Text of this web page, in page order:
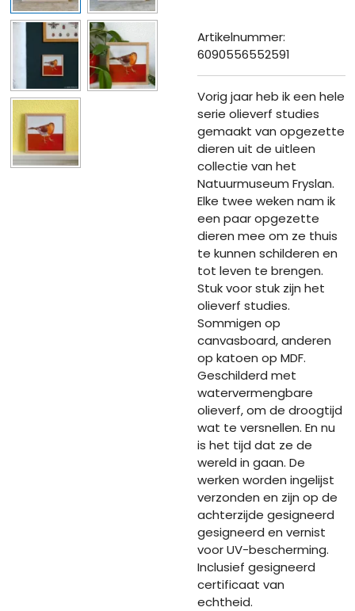
Artikelnummer:
6090556552591
Vorig jaar heb ik een hele
serie olieverf studies
gemaakt van opgezette
dieren uit de uitleen
collectie van het
Natuurmuseum Fryslan.
Elke twee weken nam ik
een paar opgezette
dieren mee om ze thuis
te kunnen schilderen en
tot leven te brengen.
Stuk voor stuk zijn het
olieverf studies.
Sommigen op
canvasboard, anderen
op katoen op MDF.
Geschilderd met
watervermengbare
olieverf, om de droogtijd
wat te versnellen. En nu
is het tijd dat ze de
wereld in gaan. De
werken worden ingelijst
verzonden en zijn op de
achterzijde gesigneerd
gesigneerd en vernist
voor UV-bescherming.
Inclusief gesigneerd
certificaat van
echtheid.